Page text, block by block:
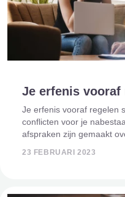
Je erfenis vooraf
Je erfenis vooraf regelen
conflicten voor je
afspraken zijn gemaakt
23 FEBRUARI 2023